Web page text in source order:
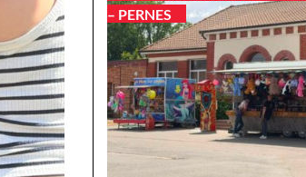
– PERNES